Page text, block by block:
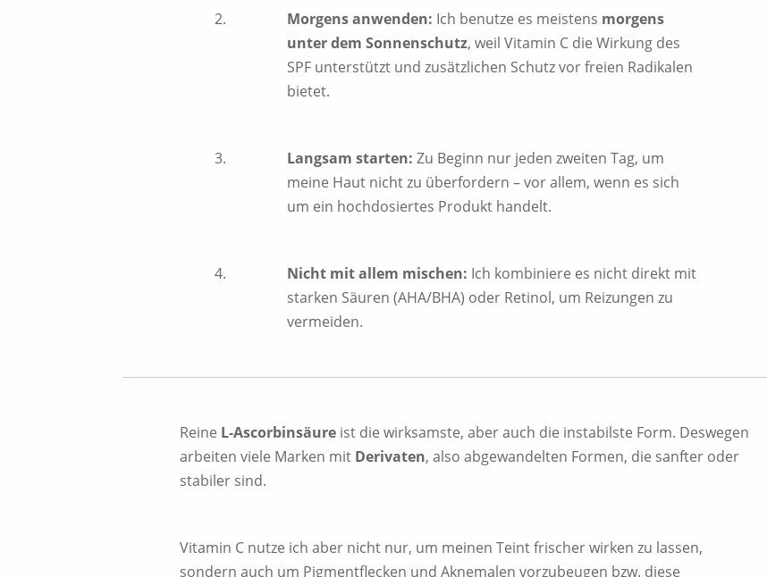
Morgens anwenden: Ich benutze es meistens morgens
unter dem Sonnenschutz, weil Vitamin C die Wirkung des
SPF unterstützt und zusätzlichen Schutz vor freien Radikalen
bietet.
Langsam starten: Zu Beginn nur jeden zweiten Tag, um
meine Haut nicht zu überfordern – vor allem, wenn es sich
um ein hochdosiertes Produkt handelt.
Nicht mit allem mischen: Ich kombiniere es nicht direkt mit
starken Säuren (AHA/BHA) oder Retinol, um Reizungen zu
vermeiden.
Reine L-Ascorbinsäure ist die wirksamste, aber auch die instabilste Form. Deswegen
arbeiten viele Marken mit Derivaten, also abgewandelten Formen, die sanfter oder
stabiler sind.
Vitamin C nutze ich aber nicht nur, um meinen Teint frischer wirken zu lassen,
sondern auch um Pigmentflecken und Aknemalen vorzubeugen bzw. diese